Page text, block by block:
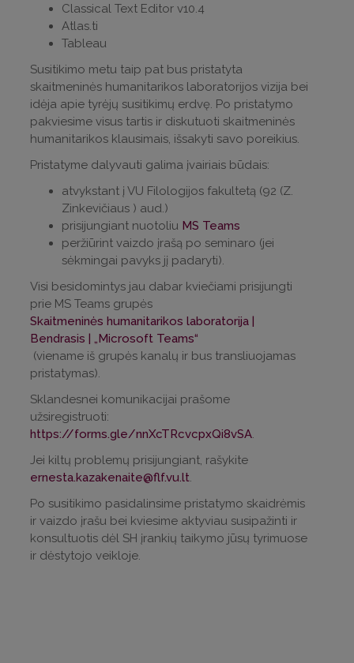
Classical Text Editor v10.4
Atlas.ti
Tableau
Susitikimo metu taip pat bus pristatyta
skaitmeninės humanitarikos laboratorijos vizija bei
idėja apie tyrėjų susitikimų erdvę. Po pristatymo
pakviesime visus tartis ir diskutuoti skaitmeninės
humanitarikos klausimais, išsakyti savo poreikius.
Pristatyme dalyvauti galima įvairiais būdais:
atvykstant į VU Filologijos fakultetą (92 (Z.
Zinkevičiaus ) aud.)
prisijungiant nuotoliu MS Teams
peržiūrint vaizdo įrašą po seminaro (jei
sėkmingai pavyks jį padaryti).
Visi besidomintys jau dabar kviečiami prisijungti
prie MS Teams grupės
Skaitmeninės humanitarikos laboratorija |
Bendrasis | „Microsoft Teams“
(viename iš grupės kanalų ir bus transliuojamas
pristatymas).
Sklandesnei komunikacijai prašome
užsiregistruoti:
https://forms.gle/nnXcTRcvcpxQi8vSA.
Jei kiltų problemų prisijungiant, rašykite
ernesta.kazakenaite@flf.vu.lt.
Po susitikimo pasidalinsime pristatymo skaidrėmis
ir vaizdo įrašu bei kviesime aktyviau susipažinti ir
konsultuotis dėl SH įrankių taikymo jūsų tyrimuose
ir dėstytojo veikloje.